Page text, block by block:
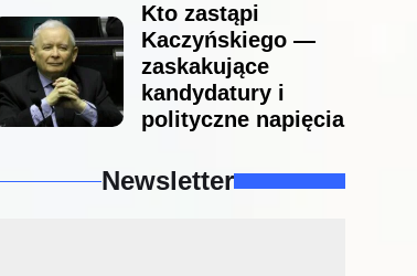
Kto zastąpi
Kaczyńskiego —
zaskakujące
kandydatury i
polityczne napięcia
Newsletter